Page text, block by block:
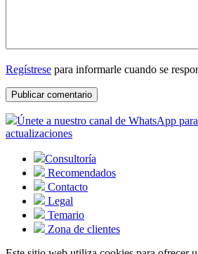
Regístrese para informarle cuando se
Únete a nuestro canal de WhatsApp
actualizaciones
Consultoría
Recomendados
Contacto
Legal
Temario
Zona de clientes